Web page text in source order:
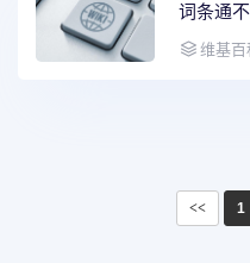
词条通
维基百
<< 1